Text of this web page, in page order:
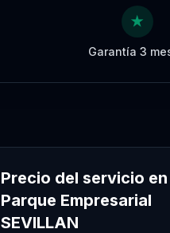
★
Garantía 3
Precio del servicio en
Parque Empresarial
SEVILLAN